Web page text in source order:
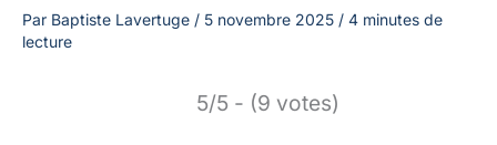
Par Baptiste Lavertuge / 5 novembre 2025 / 4 minutes de
lecture
5/5 - (9 votes)